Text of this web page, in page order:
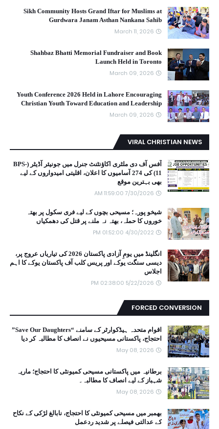
Sikh Community Hosts Grand Iftar for Muslims at
Gurdwara Janam Asthan Nankana Sahib
March 11, 2026
Shahbaz Bhatti Memorial Fundraiser and Book
Launch Held in Toronto
March 09, 2026
Youth Conference 2026 Held in Lahore Encouraging
Christian Youth Toward Education and Leadership
March 09, 2026
VIRAL CHRISTIAN NEWS
آفس آف دی ملٹری اکاؤنٹنٹ جنرل میں جونیئر آڈیٹر (BPS-
11) کی 274 آسامیوں کا اعلان، اقلیتی امیدواروں کے لیے
بھی بہترین موقع
7/30/2026 11:59:00 AM
شیخو پورہ؛ مسیحی بچوں کے لیے فری سکول پر بھتہ
خوروں کا حملہ، بھتہ نہ ملنے پر قتل کی دھمکیاں
4/30/2022 01:52:00 PM
انگلینڈ میں یومِ آزادی پاکستان 2026 کی تیاریاں عروج پر،
دیسی سنگت یوکے اور پریس کلب آف پاکستان یوکے کا اہم
اجلاس
5/22/2026 02:38:00 PM
FORCED CONVERSION
اقوام متحدہ ہیڈکوارٹر کے سامنے “Save Our Daughters”
احتجاج، پاکستانی مسیحیوں نے انصاف کا مطالبہ کر دیا
May 08, 2026
برطانیہ میں پاکستانی مسیحی کمیونٹی کا احتجاج؛ ماریہ
شہباز کے لیے انصاف کا مطالبہ۔
May 08, 2026
بھمبر میں مسیحی کمیونٹی کا احتجاج، نابالغ لڑکی کے نکاح
کے عدالتی فیصلے پر شدید ردعمل